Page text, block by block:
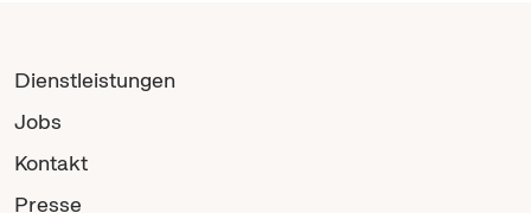
Dienstleistungen
Jobs
Kontakt
Presse